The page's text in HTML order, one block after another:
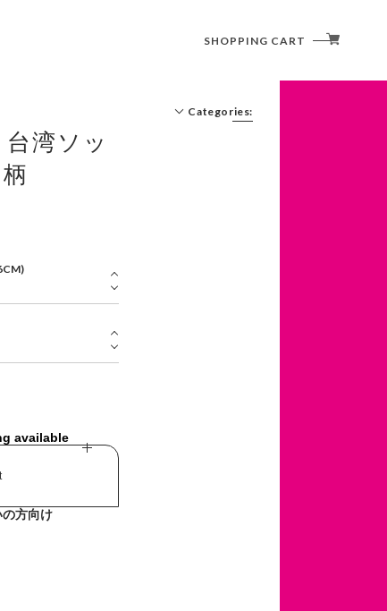
SHOPPING CART
Categories:
湾ソッ
available
の方向け